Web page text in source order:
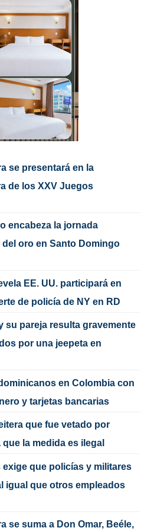
se presentará en la
de los XXV Juegos
encabeza la jornada
oro en Santo Domingo
EE. UU. participará en
de policía de NY en RD
su pareja resulta gravemente
por una jeepeta en
en Colombia con
y tarjetas bancarias
que fue vetado por
la medida es ilegal
exige que policías y militares
igual que otros empleados
se suma a Don Omar, Beéle,